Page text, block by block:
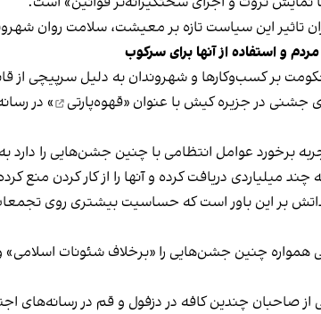
تاثیر این سیاست‌ تازه بر معیشت، سلامت روان
و استفاده از آنها برای سرکوب
بر کسب‌وکارها و شهروندان به دلیل سرپیچی
جشنی در جزیره کیش با عنوان «قهوه‌پارتی
» در
برخورد عوامل انتظامی با چنین جشن‌هایی را
میلیاردی دریافت کرده و آنها را از کار کردن منع
بر این باور است که حساسیت بیشتری روی
چنین جشن‌هایی را «برخلاف شئونات اسلامی»
از صاحبان چندین کافه در دزفول و قم در رسانه‌های